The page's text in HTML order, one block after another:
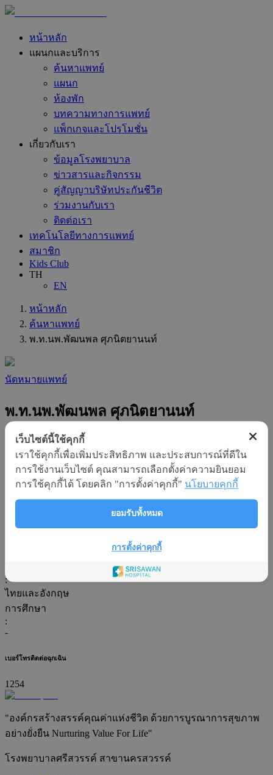
หน้าหลัก
แผนกและบริการ
ค้นหาแพทย์
แผนก
ห้องพัก
บทความทางการแพทย์
แพ็กเกจและโปรโมชั่น
เกี่ยวกับเรา
ข้อมูลโรงพยาบาล
ข่าวสารและกิจกรรม
คู่สัญญาบริษัทประกันชีวิต
ร่วมงานกับเรา
ติดต่อเรา
เทคโนโลยีทางการแพทย์
สมาชิก
Kids Club
TH
EN
หน้าหลัก
ค้นหาแพทย์
พ.ท.นพ.พัฒนพล ศุภนิตยานนท์
นัดหมายแพทย์
พ.ท.นพ.พัฒนพล ศุภนิตยานนท์
แผนก
ศัลยกรรม
ความชำนาญทางสาขา
ความชำนาญเฉพาะทาง
:
ไทยและอังกฤษ
การศึกษา
:
-
เบอร์โทรติดต่อฉุกเฉิน
1254
"องค์กรสร้างสรรค์คุณค่าแห่งชีวิต ด้วยการบูรณาการสุขภาพ
อย่างยั่งยืน Nurturing Value For Life"
โรงพยาบาลศรีสวรรค์ สาขานครสวรรค์
เว็บไซต์นี้ใช้คุกกี้
เราใช้คุกกี้เพื่อเพิ่มประสิทธิภาพ และประสบการณ์ที่ดีใน
การใช้งานเว็บไซต์ คุณสามารถเลือกตั้งค่าความยินยอม
การใช้คุกกี้ได้ โดยคลิก "การตั้งค่าคุกกี้" นโยบายคุกกี้
ยอมรับทั้งหมด
การตั้งค่าคุกกี้